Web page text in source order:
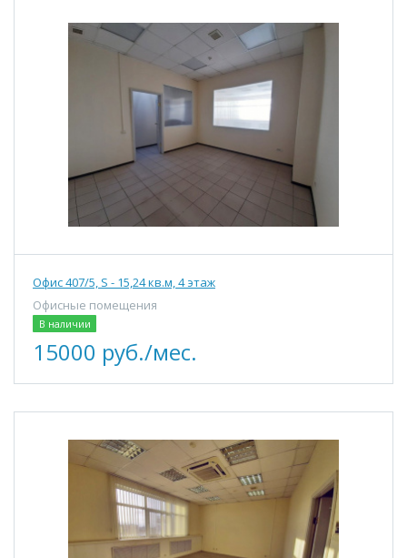
Офис 407/5, S - 15,24 кв.м, 4 этаж
Офисные помещения
В наличии
15000 руб./мес.